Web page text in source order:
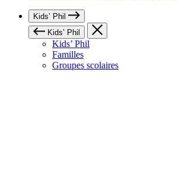
Kids’ Phil
Kids’ Phil
Kids’ Phil
Familles
Groupes scolaires